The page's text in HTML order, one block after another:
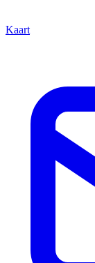
Kaart